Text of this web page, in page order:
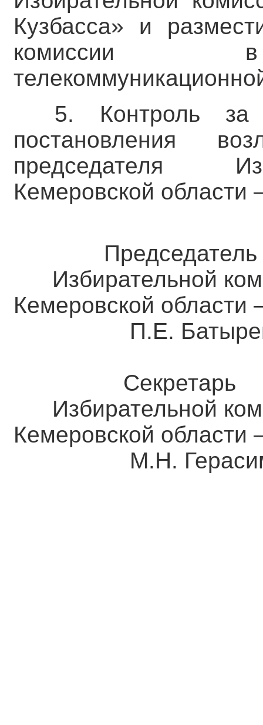
Кузбасса» и
комиссии в
5. Контроль за
постановления
председателя
Кемеровской области
Председатель
Избирательной
Кемеровской
П.Е.
Секретарь
Избирательной
Кемеровской
М.Н.